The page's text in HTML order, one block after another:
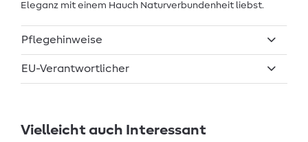
Eleganz mit einem Hauch Naturverbundenheit liebst.
Pflegehinweise
EU-Verantwortlicher
Vielleicht auch Interessant